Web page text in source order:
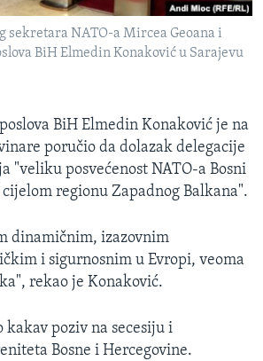
sekretara NATO-a Mircea Geoana i
BiH Elmedin Konaković u Sarajevu
BiH Elmedin Konaković je na
poručio da dolazak delegacije
"veliku posvećenost NATO-a Bosni
regionu Zapadnog Balkana".
dinamičnim, izazovnim
i sigurnosnim u Evropi, veoma
rekao je Konaković.
kakav poziv na secesiju i
Bosne i Hercegovine.